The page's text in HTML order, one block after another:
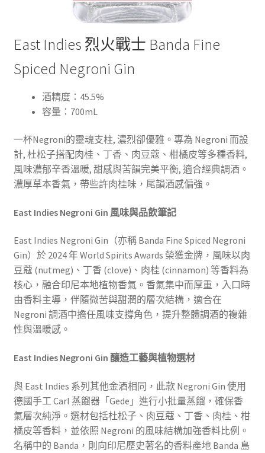
East Indies 烈火戰士 Banda Fine
Spiced Negroni Gin
酒精度：45.5%
容量：700mL
一杯Negroni的靈魂支柱, 濃烈卻優雅。專為 Negroni 而設
計, 杜松子搭配肉桂、丁香、肉豆蔻、柑橘皮等多種香料,
風味濃郁辛香溫暖, 甜感與苦韻完美平衡, 適合經典調酒。
濃厚草本香氣，帶些許肉桂味，尾韻酒感偏強。
East Indies Negroni Gin 風味與品飲筆記
East Indies Negroni Gin（亦稱 Banda Fine Spiced Negroni
Gin）於 2024 年 World Spirits Awards 榮獲金牌，風味以肉
豆蔻 (nutmeg)、丁香 (clove)、肉桂 (cinnamon) 等香料為
核心，融合印尼本地植物香氣。香氣集中而厚重，入口時
由香料主導，伴隨微苦與甜潤的層次結構，適合在
Negroni 調酒中擔任風味支撐角色，提升整體調酒的複雜
性與溫暖感。
East Indies Negroni Gin 釀造工藝與植物選材
與 East Indies 系列其他金酒相同，此款 Negroni Gin 使用
德國手工 Carl 蒸餾器「Gede」進行小批量蒸餾，確保香
氣層次純淨。選材包括杜松子、肉豆蔻、丁香、肉桂、柑
橘皮等香料，並依照 Negroni 的風味結構加強香料比例。
名稱中的 Banda，則向印尼歷史著名的香料產地 Banda 島